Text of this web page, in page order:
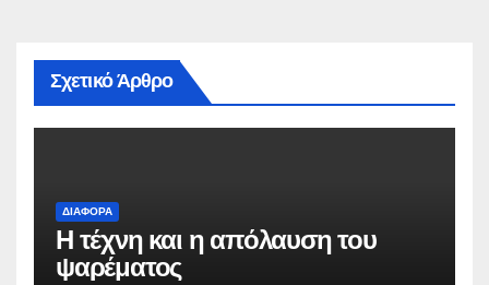
Σχετικό Άρθρο
ΔΙΆΦΟΡΑ
Η τέχνη και η απόλαυση του
ψαρέματος